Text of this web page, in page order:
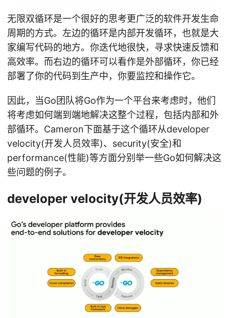
无限双循环是一个很好的思考更广泛的软件开发生命
周期的方式。左边的循环是内部开发循环，也就是大
家编写代码的地方。你迭代地很快，寻求快速反馈和
高效率。而右边的循环可以看作是外部循环，你已经
部署了你的代码到生产中，你要监控和操作它。
因此，当Go团队将Go作为一个平台来考虑时，他们
将考虑如何端到端地解决这整个过程，包括内部和外
部循环。Cameron下面基于这个循环从developer
velocity(开发人员效率)、security(安全)和
performance(性能)等方面分别举一些Go如何解决这
些问题的例子。
developer velocity(开发人员效率)